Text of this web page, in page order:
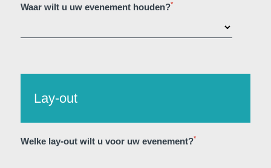
Waar wilt u uw evenement houden?*
Lay-out
Welke lay-out wilt u voor uw evenement?*